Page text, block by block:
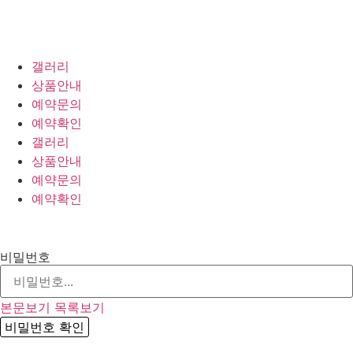
갤러리
상품안내
예약문의
예약확인
갤러리
상품안내
예약문의
예약확인
비밀번호
본문보기 목록보기
비밀번호 확인